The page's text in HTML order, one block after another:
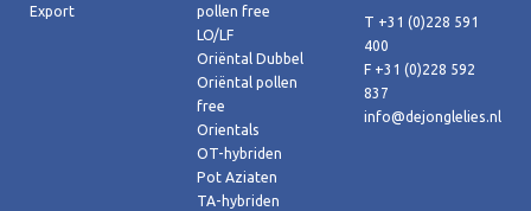
Export
pollen free
LO/LF
Oriëntal Dubbel
Oriëntal pollen
free
Orientals
OT-hybriden
Pot Aziaten
TA-hybriden
T +31 (0)228 591
400
F +31 (0)228 592
837
info@dejonglelies.nl